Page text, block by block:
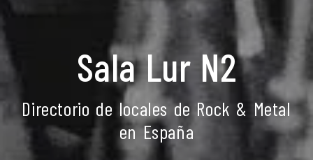
Sala Lur N2
Directorio de locales de Rock & Metal
en España